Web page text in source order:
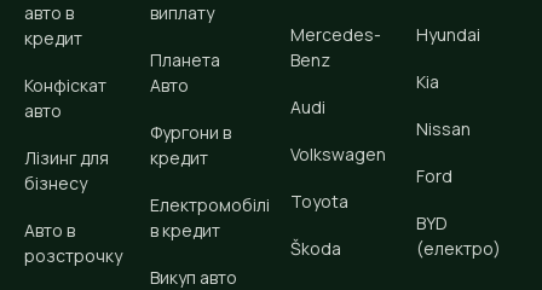
авто в
кредит
Конфіскат
авто
Лізинг для
бізнесу
Авто в
розстрочку
виплату
Планета
Авто
Фургони в
кредит
Електромобілі
в кредит
Викуп авто
Mercedes-
Benz
Audi
Volkswagen
Toyota
Škoda
Hyundai
Kia
Nissan
Ford
BYD
(електро)